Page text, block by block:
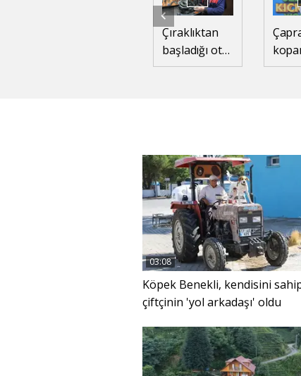
Çıraklıktan
başladığı oto
tamirciliğinde
kick
03:08
Köpek Benekli, kendisini
çiftçinin 'yol arkadaşı' oldu